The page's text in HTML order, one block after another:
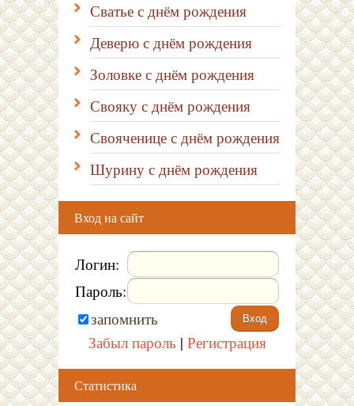
Сватье с днём рождения
Деверю с днём рождения
Золовке с днём рождения
Свояку с днём рождения
Свояченице с днём рождения
Шурину с днём рождения
Вход на сайт
Логин:
Пароль:
запомнить
Забыл пароль | Регистрация
Статистика